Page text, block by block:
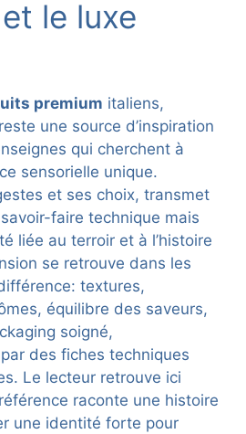
le luxe
premium italiens,
reste une source d’inspiration
qui cherchent à
sensorielle unique.
et ses choix, transmet
faire technique mais
liée au terroir et à l’histoire
se retrouve dans les
textures,
équilibre des saveurs,
soigné,
des fiches techniques
Le lecteur retrouve ici
raconte une histoire
une identité forte pour